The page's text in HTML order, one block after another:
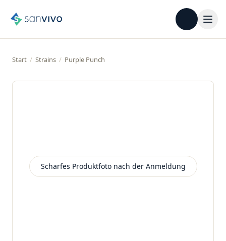
Start / Strains / Purple Punch
Scharfes Produktfoto nach der Anmeldung